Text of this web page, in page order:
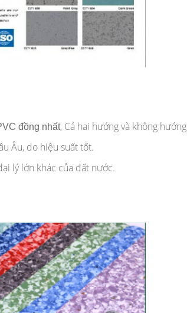
đồng nhất, Cả hai hướng và không hướng
Âu, do hiệu suất tốt.
lý lớn khác của đất nước.